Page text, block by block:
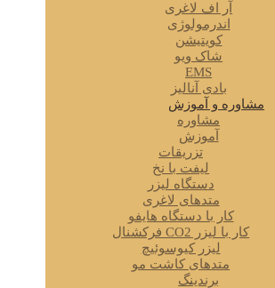
آر اف لاغری
اندرمولوژی
کویتیشن
شاک ویو
EMS
بادی آنالیز
مشاوره و آموزش
مشاوره
آموزش
تزریقات
لیفت با نخ
دستگاه لیزر
متدهای لاغری
کار با دستگاه هایفو
کار با لیزر CO2 فرکشنال
لیزر کیوسوئیچ
متدهای کاشت مو
برندینگ